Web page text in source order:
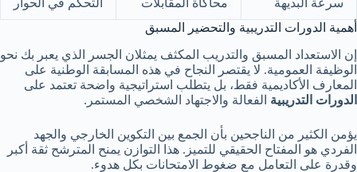
أهمية الدورات التدريبية والتحضير المسبق
إن الاستعداد المسبق والتدريب المكثف يمثلان الجسر الذي يعبر بك نحو
الوظيفة العمومية. لا يقتصر النجاح في هذه المسابقة الوطنية على
المعارف الأكاديمية فقط، بل يتطلب استراتيجية واضحة تعتمد على
الدورات التدريبية الفعالة والاجتهاد الشخصي المستمر.
يؤمن الكثير من الناجحين بأن الجمع بين التكوين الخارجي والجهد
الفردي هو المفتاح الحقيقي للتميز. هذا التوازن يمنح المترشح ثقة أكبر
وقدرة على التعامل مع ضغوط الامتحانات بكل هدوء.